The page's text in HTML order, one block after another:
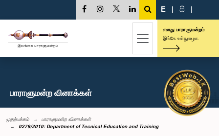
E | සි |
எனது பாராளுமன்றம்
இங்கே உள்நுழைக
பாராளுமன்ற வினாக்கள்
முதற்பக்கம்
பாராளுமன்ற வினாக்கள்
0279/2010: Department of Tecnical Education and Training